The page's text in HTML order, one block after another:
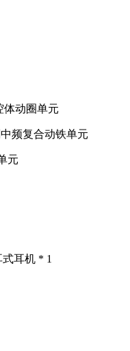
体动圈单元
频复合动铁单元
元
耳机 * 1